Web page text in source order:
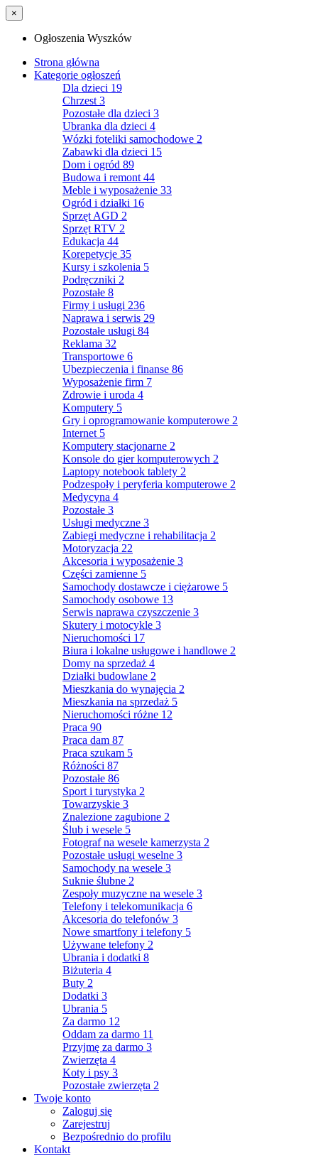
×
Ogłoszenia Wyszków
Strona główna
Kategorie ogłoszeń
Dla dzieci 19
Chrzest 3
Pozostałe dla dzieci 3
Ubranka dla dzieci 4
Wózki foteliki samochodowe 2
Zabawki dla dzieci 15
Dom i ogród 89
Budowa i remont 44
Meble i wyposażenie 33
Ogród i działki 16
Sprzęt AGD 2
Sprzęt RTV 2
Edukacja 44
Korepetycje 35
Kursy i szkolenia 5
Podręczniki 2
Pozostałe 8
Firmy i usługi 236
Naprawa i serwis 29
Pozostałe usługi 84
Reklama 32
Transportowe 6
Ubezpieczenia i finanse 86
Wyposażenie firm 7
Zdrowie i uroda 4
Komputery 5
Gry i oprogramowanie komputerowe 2
Internet 5
Komputery stacjonarne 2
Konsole do gier komputerowych 2
Laptopy notebook tablety 2
Podzespoły i peryferia komputerowe 2
Medycyna 4
Pozostałe 3
Usługi medyczne 3
Zabiegi medyczne i rehabilitacja 2
Motoryzacja 22
Akcesoria i wyposażenie 3
Części zamienne 5
Samochody dostawcze i ciężarowe 5
Samochody osobowe 13
Serwis naprawa czyszczenie 3
Skutery i motocykle 3
Nieruchomości 17
Biura i lokalne usługowe i handlowe 2
Domy na sprzedaż 4
Działki budowlane 2
Mieszkania do wynajęcia 2
Mieszkania na sprzedaż 5
Nieruchomości różne 12
Praca 90
Praca dam 87
Praca szukam 5
Różności 87
Pozostałe 86
Sport i turystyka 2
Towarzyskie 3
Znalezione zagubione 2
Ślub i wesele 5
Fotograf na wesele kamerzysta 2
Pozostałe usługi weselne 3
Samochody na wesele 3
Suknie ślubne 2
Zespoły muzyczne na wesele 3
Telefony i telekomunikacja 6
Akcesoria do telefonów 3
Nowe smartfony i telefony 5
Używane telefony 2
Ubrania i dodatki 8
Biżuteria 4
Buty 2
Dodatki 3
Ubrania 5
Za darmo 12
Oddam za darmo 11
Przyjmę za darmo 3
Zwierzęta 4
Koty i psy 3
Pozostałe zwierzęta 2
Twoje konto
Zaloguj się
Zarejestruj
Bezpośrednio do profilu
Kontakt